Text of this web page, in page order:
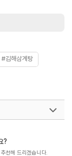
#김해삼계탕
?
천해 드리겠습니다.